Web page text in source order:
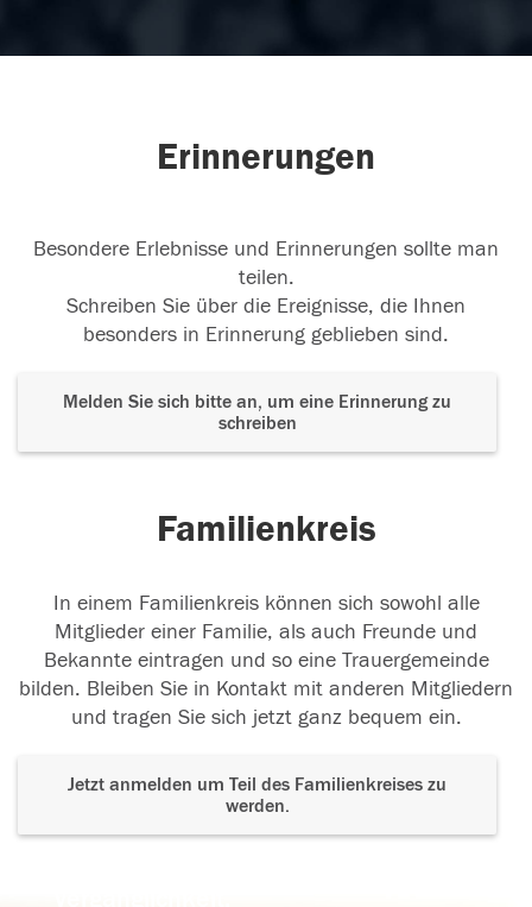
Erinnerungen
Besondere Erlebnisse und Erinnerungen sollte man
teilen.
Schreiben Sie über die Ereignisse, die Ihnen
besonders in Erinnerung geblieben sind.
Melden Sie sich bitte an, um eine Erinnerung zu
schreiben
Familienkreis
In einem Familienkreis können sich sowohl alle
Mitglieder einer Familie, als auch Freunde und
Bekannte eintragen und so eine Trauergemeinde
bilden. Bleiben Sie in Kontakt mit anderen Mitgliedern
und tragen Sie sich jetzt ganz bequem ein.
Jetzt anmelden um Teil des Familienkreises zu
werden.